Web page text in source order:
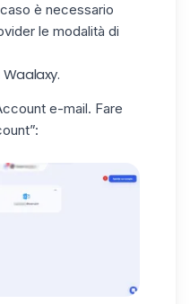
è necessario
le modalità di
e-mail. Fare